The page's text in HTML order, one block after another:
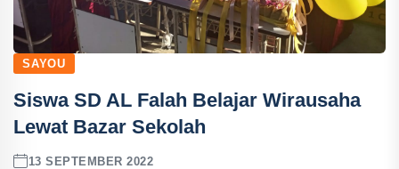
SAYOU
Siswa SD AL Falah Belajar Wirausaha
Lewat Bazar Sekolah
13 SEPTEMBER 2022